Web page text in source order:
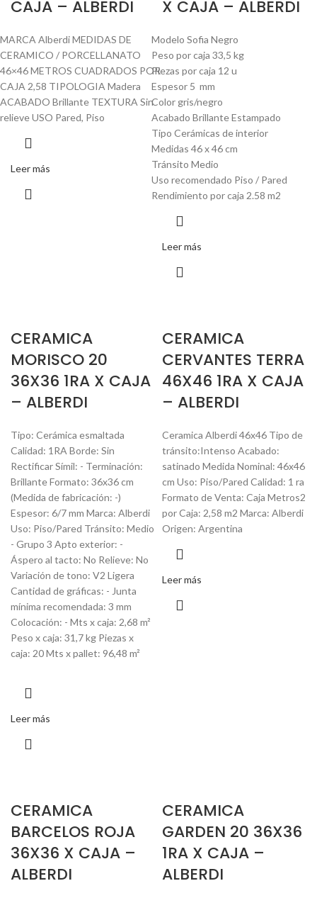
CAJA – ALBERDI
MARCA Alberdi MEDIDAS DE
CERAMICO / PORCELLANATO
46×46 METROS CUADRADOS POR
CAJA 2,58 TIPOLOGIA Madera
ACABADO Brillante TEXTURA Sin
relieve USO Pared, Piso
Leer más
X CAJA – ALBERDI
Modelo Sofia Negro
Peso por caja 33,5 kg
Piezas por caja 12 u
Espesor 5 mm
Color gris/negro
Acabado Brillante Estampado
Tipo Cerámicas de interior
Medidas 46 x 46 cm
Tránsito Medio
Uso recomendado Piso / Pared
Rendimiento por caja 2.58 m2
Leer más
CERAMICA
MORISCO 20
36X36 1RA X CAJA
– ALBERDI
Tipo: Cerámica esmaltada
Calidad: 1RA Borde: Sin
Rectificar Símil: - Terminación:
Brillante Formato: 36x36 cm
(Medida de fabricación: -)
Espesor: 6/7 mm Marca: Alberdi
Uso: Piso/Pared Tránsito: Medio
- Grupo 3 Apto exterior: -
Áspero al tacto: No Relieve: No
Variación de tono: V2 Ligera
Cantidad de gráficas: - Junta
mínima recomendada: 3 mm
Colocación: - Mts x caja: 2,68 m²
Peso x caja: 31,7 kg Piezas x
caja: 20 Mts x pallet: 96,48 m²
Leer más
CERAMICA
CERVANTES TERRA
46X46 1RA X CAJA
– ALBERDI
Ceramica Alberdi 46x46 Tipo de
tránsito:Intenso Acabado:
satinado Medida Nominal: 46x46
cm Uso: Piso/Pared Calidad: 1 ra
Formato de Venta: Caja Metros2
por Caja: 2,58 m2 Marca: Alberdi
Origen: Argentina
Leer más
CERAMICA
BARCELOS ROJA
36X36 X CAJA –
ALBERDI
CERAMICA
GARDEN 20 36X36
1RA X CAJA –
ALBERDI